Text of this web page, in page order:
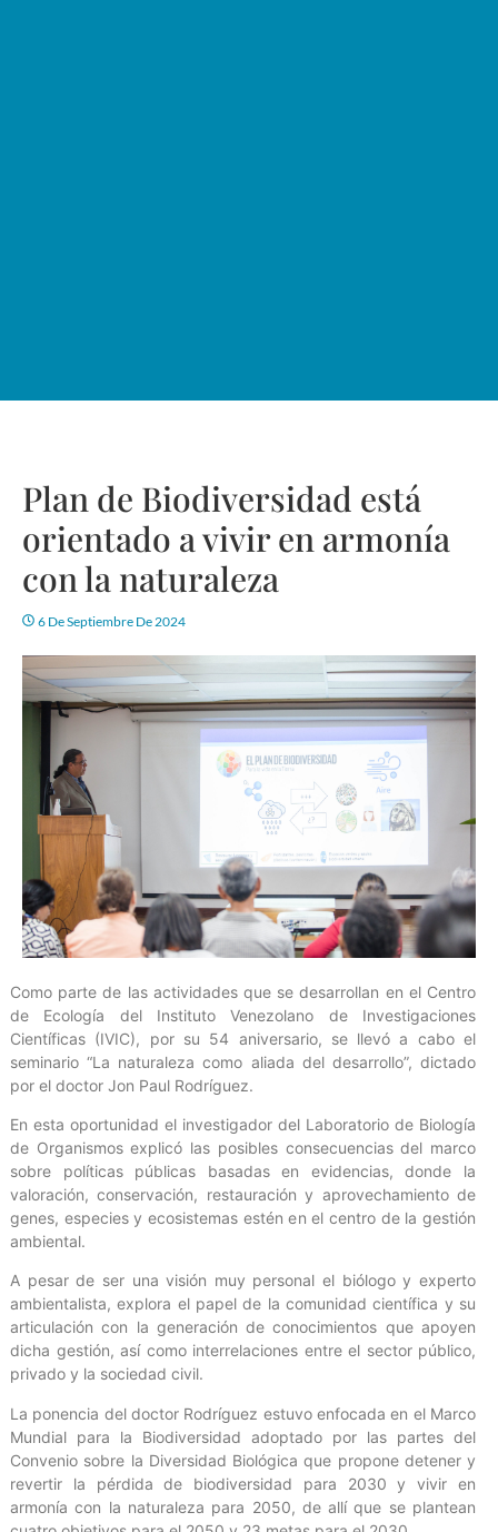
Plan de Biodiversidad está
orientado a vivir en armonía
con la naturaleza
6 De Septiembre De 2024
Como parte de las actividades que se desarrollan en el Centro
de Ecología del Instituto Venezolano de Investigaciones
Científicas (IVIC), por su 54 aniversario, se llevó a cabo el
seminario “La naturaleza como aliada del desarrollo”, dictado
por el doctor Jon Paul Rodríguez.
En esta oportunidad el investigador del Laboratorio de Biología
de Organismos explicó las posibles consecuencias del marco
sobre políticas públicas basadas en evidencias, donde la
valoración, conservación, restauración y aprovechamiento de
genes, especies y ecosistemas estén en el centro de la gestión
ambiental.
A pesar de ser una visión muy personal el biólogo y experto
ambientalista, explora el papel de la comunidad científica y su
articulación con la generación de conocimientos que apoyen
dicha gestión, así como interrelaciones entre el sector público,
privado y la sociedad civil.
La ponencia del doctor Rodríguez estuvo enfocada en el Marco
Mundial para la Biodiversidad adoptado por las partes del
Convenio sobre la Diversidad Biológica que propone detener y
revertir la pérdida de biodiversidad para 2030 y vivir en
armonía con la naturaleza para 2050, de allí que se plantean